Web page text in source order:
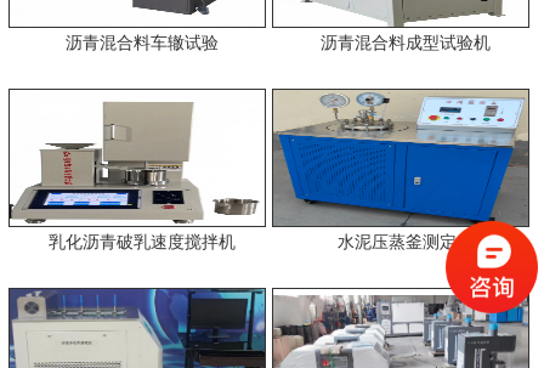
沥青混合料车辙试验 沥青混合料成型试验机
乳化沥青破乳速度搅拌机 水泥压蒸釜测定仪